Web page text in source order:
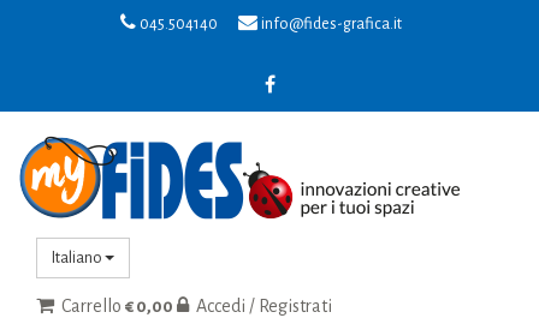
045.504140 info@fides-grafica.it
Italiano
Carrello € 0,00 Accedi / Registrati